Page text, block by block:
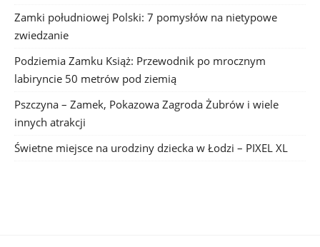
Zamki południowej Polski: 7 pomysłów na nietypowe
zwiedzanie
Podziemia Zamku Książ: Przewodnik po mrocznym
labiryncie 50 metrów pod ziemią
Pszczyna – Zamek, Pokazowa Zagroda Żubrów i wiele
innych atrakcji
Świetne miejsce na urodziny dziecka w Łodzi – PIXEL XL